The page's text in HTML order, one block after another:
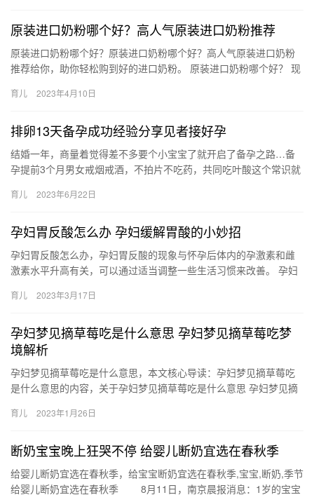
原装进口奶粉哪个好？高人气原装进口奶粉推荐
原装进口奶粉哪个好？原装进口奶粉哪个好？高人气原装进口奶粉
推荐给你，助你轻松购到好的进口奶粉。 原装进口奶粉哪个好？ 现
与…
育儿 2023年4月10日
排卵13天备孕成功经验分享见者接好孕
结婚一年，商量着觉得差不多要个小宝宝了就开启了备孕之路…备
孕提前3个月男女戒烟戒酒，不拍片不吃药，共同吃叶酸这个常识就
要…
育儿 2023年6月22日
孕妇胃反酸怎么办 孕妇缓解胃酸的小妙招
孕妇胃反酸怎么办，孕妇胃反酸的现象与怀孕后体内的孕激素和雌
激素水平升高有关，可以通过适当调整一些生活习惯来改善。 孕妇
股…
育儿 2023年3月17日
孕妇梦见摘草莓吃是什么意思 孕妇梦见摘草莓吃梦
境解析
孕妇梦见摘草莓吃是什么意思，本文核心导读：孕妇梦见摘草莓吃
是什么意思的内容，关于孕妇梦见摘草莓吃是什么意思 孕妇梦见摘
吃…
育儿 2023年1月26日
断奶宝宝晚上狂哭不停 给婴儿断奶宜选在春秋季
给婴儿断奶宜选在春秋季，给宝宝断奶宜选在春秋季,宝宝,断奶,季节
给婴儿断奶宜选在春秋季 8月11日，南京晨报消息：1岁的宝宝